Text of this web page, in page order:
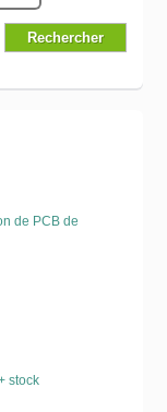
de PCB de
stock